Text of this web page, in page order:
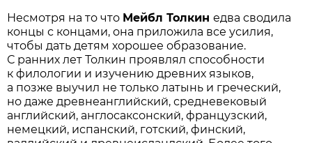
Несмотря на то что Мейбл Толкинедва сводила
концы с концами, она приложила все усилия,
чтобы дать детям хорошее образование.
С ранних лет Толкин проявлял способности
к филологии и изучению древних языков,
а позже выучил не только латынь и греческий,
но даже древнеанглийский, средневековый
английский, англосаксонский, французский,
немецкий, испанский, готский, финский,